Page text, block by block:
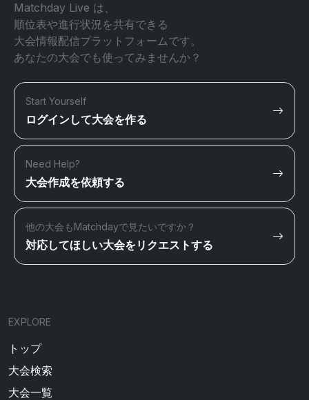
Matchday Live は、
順位表や進行状況を共有できる
大会情報配信プラットフォームです。
あなたの大会でも使ってみませんか？
Start Yourself
ログインして大会を作る
Need Help?
大会作成を依頼する
他の大会もMatchdayで見たいですか？
対応してほしい大会をリクエストする
EXPLORE
トップ
大会検索
大会一覧